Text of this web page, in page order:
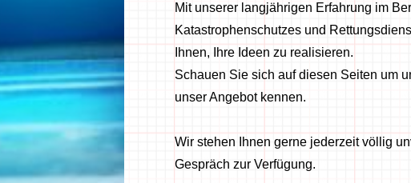
Mit unserer langjährigen Erfahrung im
Katastrophenschutzes und
Ihnen, Ihre Ideen zu realisieren.
Schauen Sie sich auf diesen Seiten um
unser Angebot kennen.
Wir stehen Ihnen gerne jederzeit völlig
Gespräch zur Verfügung.